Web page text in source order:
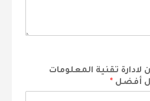
لادارة تقنية المعلومات
أفضل *